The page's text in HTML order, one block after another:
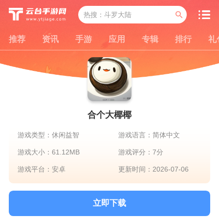
推荐 资讯 手游 应用 专辑 排行 礼
合个大椰椰
游戏类型：休闲益智 游戏语言：简体中文
游戏大小：61.12MB 游戏评分：7分
游戏平台：安卓 更新时间：2026-07-06
立即下载